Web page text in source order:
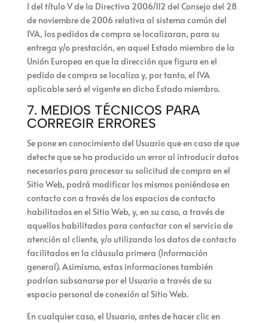
I del título V de la Directiva 2006/112 del Consejo del 28
de noviembre de 2006 relativa al sistema común del
IVA, los pedidos de compra se localizaran, para su
entrega y/o prestación, en aquel Estado miembro de la
Unión Europea en que la dirección que figura en el
pedido de compra se localiza y, por tanto, el IVA
aplicable será el vigente en dicho Estado miembro.
7. MEDIOS TÉCNICOS PARA
CORREGIR ERRORES
Se pone en conocimiento del Usuario que en caso de que
detecte que se ha producido un error al introducir datos
necesarios para procesar su solicitud de compra en el
Sitio Web, podrá modificar los mismos poniéndose en
contacto con a través de los espacios de contacto
habilitados en el Sitio Web, y, en su caso, a través de
aquellos habilitados para contactar con el servicio de
atención al cliente, y/o utilizando los datos de contacto
facilitados en la cláusula primera (Información
general). Asimismo, estas informaciones también
podrían subsanarse por el Usuario a través de su
espacio personal de conexión al Sitio Web.
En cualquier caso, el Usuario, antes de hacer clic en